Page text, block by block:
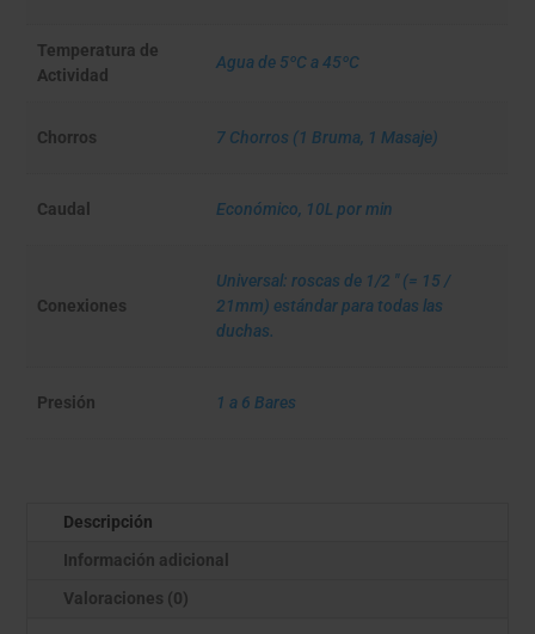
Temperatura de
Actividad
Agua de 5ºC a 45ºC
Chorros 7 Chorros (1 Bruma, 1 Masaje)
Caudal Económico, 10L por min
Conexiones
Universal: roscas de 1/2 " (= 15 /
21mm) estándar para todas las
duchas.
Presión 1 a 6 Bares
Descripción
Información adicional
Valoraciones (0)